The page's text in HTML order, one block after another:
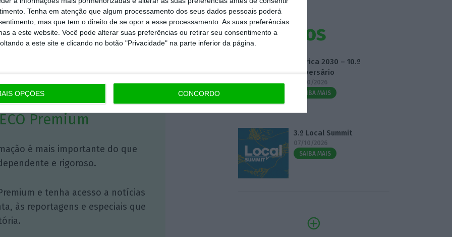
Tenha em atenção que algum processamento dos seus dados pessoais poderá
mas que tem o direito de se opor a esse processamento. As suas preferências
a este website. Você pode alterar suas preferências ou retirar seu consentimento a
a este site e clicando no botão "Privacidade" na parte inferior da página.
OPÇÕES CONCORDO
a diferentes dimensões da saúde mental;
Saúde Mental.
Premium
é mais importante do que
e rigoroso.
e tenha acesso a notícias
às reportagens e especiais que
Eventos
Fábrica 2030 – 10.º
Aniversário
14/10/2026
SAIBA MAIS
3.º Local Summit
07/10/2026
SAIBA MAIS